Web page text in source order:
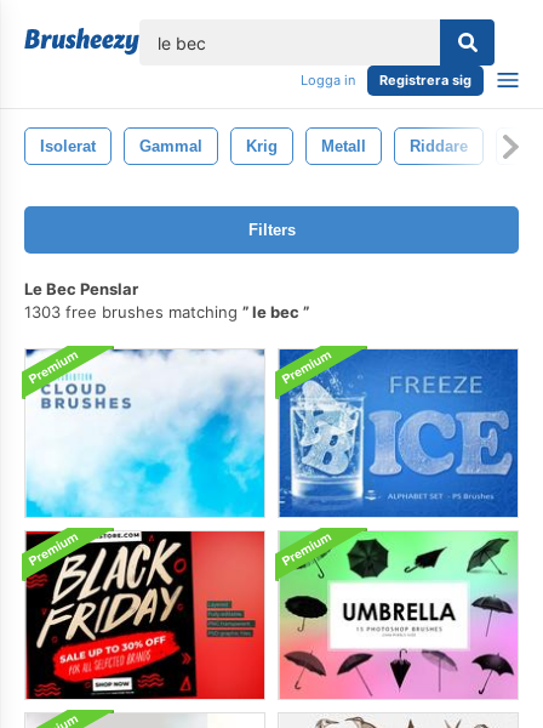
Logga in Registrera sig
Isolerat Gammal Krig Metall Riddare
Filters
Le Bec Penslar
1303 free brushes matching
le bec